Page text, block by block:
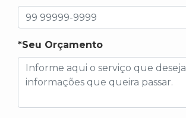
*Seu Orçamento